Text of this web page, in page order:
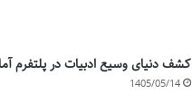
کشف دنیای وسیع ادبیات در پلتفرم
1405/05/14